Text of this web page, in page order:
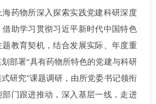
物所深入探索实践党建科研深度
借助学习贯彻习近平新时代中国特色
题教育契机，结合发展实际、年度重
部署“具有药物所特色的党建与科研
研究”课题调研，由所党委书记领衔
部门跟进推动，深入基层一线，走进